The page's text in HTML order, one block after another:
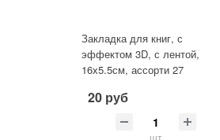
Закладка для книг, с
эффектом 3D, с лентой,
16х5.5см, ассорти 27
20 руб